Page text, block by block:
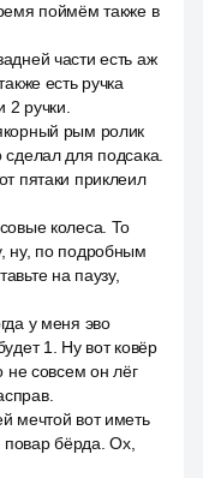
поймём также в
части есть аж
есть ручка
ручки.
рым ролик
для подсака.
пятаки приклеил
колеса. То
ну, по подробным
на паузу,
у меня эво
1. Ну вот ковёр
не совсем он лёг
мечтой вот иметь
повар бёрда. Ох,